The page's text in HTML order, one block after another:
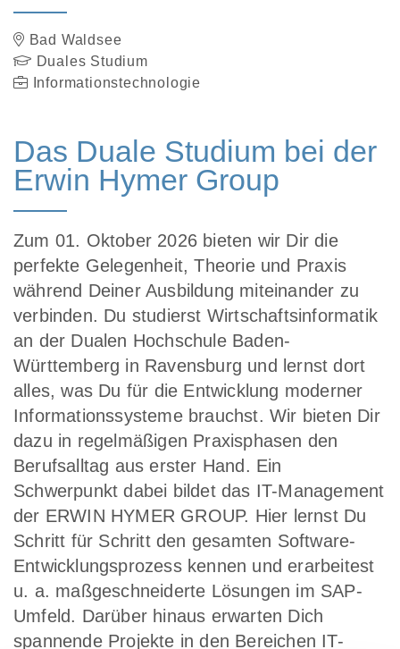
Bad Waldsee
Duales Studium
Informationstechnologie
Das Duale Studium bei der
Erwin Hymer Group
Zum 01. Oktober 2026 bieten wir Dir die
perfekte Gelegenheit, Theorie und Praxis
während Deiner Ausbildung miteinander zu
verbinden. Du studierst Wirtschaftsinformatik
an der Dualen Hochschule Baden-
Württemberg in Ravensburg und lernst dort
alles, was Du für die Entwicklung moderner
Informationssysteme brauchst. Wir bieten Dir
dazu in regelmäßigen Praxisphasen den
Berufsalltag aus erster Hand. Ein
Schwerpunkt dabei bildet das IT-Management
der ERWIN HYMER GROUP. Hier lernst Du
Schritt für Schritt den gesamten Software-
Entwicklungsprozess kennen und erarbeitest
u. a. maßgeschneiderte Lösungen im SAP-
Umfeld. Darüber hinaus erwarten Dich
spannende Projekte in den Bereichen IT-